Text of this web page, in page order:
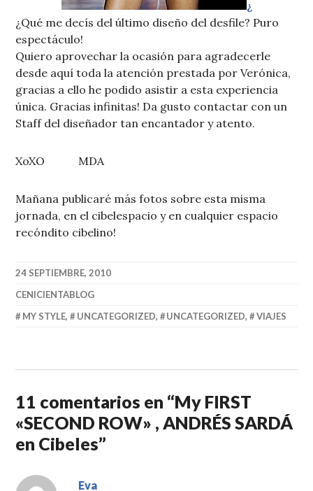
¿
¿Qué me decís del último diseño del desfile? Puro
espectáculo!
Quiero aprovechar la ocasión para agradecerle
desde aquí toda la atención prestada por Verónica,
gracias a ello he podido asistir a esta experiencia
única. Gracias infinitas! Da gusto contactar con un
Staff del diseñador tan encantador y atento.
XoXO MDA
Mañana publicaré más fotos sobre esta misma
jornada, en el cibelespacio y en cualquier espacio
recóndito cibelino!
24 SEPTIEMBRE, 2010
CENICIENTABLOG
MY STYLE, UNCATEGORIZED, UNCATEGORIZED, VIAJES
11 comentarios en “My FIRST
«SECOND ROW» , ANDRÉS SARDÁ
en Cibeles”
Eva